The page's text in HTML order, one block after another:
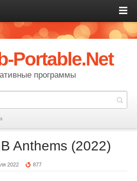
Portable.Net
программы
Anthems (2022)
2022 877